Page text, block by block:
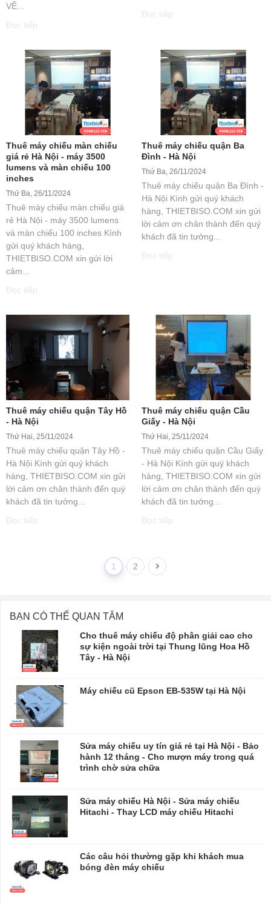
VỀ...
Đọc tiếp
Đọc tiếp
Thuê máy chiếu màn chiếu
giá rẻ Hà Nội - máy 3500
lumens và màn chiếu 100
inches
Thứ Ba, 26/11/2024
Thuê máy chiếu màn chiếu giá
rẻ Hà Nội - máy 3500 lumens
và màn chiếu 100 inches Kính
gửi quý khách hàng,
THIETBISO.COM xin gửi lời
cảm...
Đọc tiếp
Thuê máy chiếu quận Ba
Đình - Hà Nội
Thứ Ba, 26/11/2024
Thuê máy chiếu quận Ba Đình -
Hà Nội Kính gửi quý khách
hàng, THIETBISO.COM xin gửi
lời cảm ơn chân thành đến quý
khách đã tin tưởng...
Đọc tiếp
Thuê máy chiếu quận Tây Hồ
- Hà Nội
Thứ Hai, 25/11/2024
Thuê máy chiếu quận Tây Hồ -
Hà Nội Kính gửi quý khách
hàng, THIETBISO.COM xin gửi
lời cảm ơn chân thành đến quý
khách đã tin tưởng...
Đọc tiếp
Thuê máy chiếu quận Cầu
Giấy - Hà Nội
Thứ Hai, 25/11/2024
Thuê máy chiếu quận Cầu Giấy
- Hà Nội Kính gửi quý khách
hàng, THIETBISO.COM xin gửi
lời cảm ơn chân thành đến quý
khách đã tin tưởng...
Đọc tiếp
1 2
BẠN CÓ THỂ QUAN TÂM
Cho thuê máy chiếu độ phân giải cao cho
sự kiện ngoài trời tại Thung lũng Hoa Hồ
Tây - Hà Nội
Máy chiếu cũ Epson EB-535W tại Hà Nội
Sửa máy chiếu uy tín giá rẻ tại Hà Nội - Bảo
hành 12 tháng - Cho mượn máy trong quá
trình chờ sửa chữa
​​​​​​​Sửa máy chiếu Hà Nội - Sửa máy chiếu
Hitachi - Thay LCD máy chiếu Hitachi
Các câu hỏi thường gặp khi khách mua
bóng đèn máy chiếu